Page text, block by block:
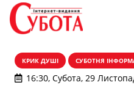
КРИК ДУШІ СУБОТНЯ
16:30, Субота, 29